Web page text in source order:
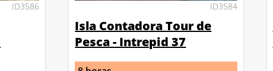
ID3586 ID3584
Isla Contadora Tour de
Pesca - Intrepid 37